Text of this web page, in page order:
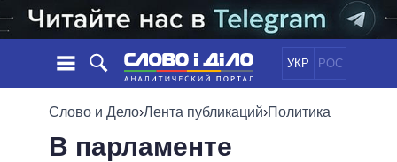
УКР РОС
НОВОСТИ
ЛЕНТА
ПОЛИТИКА
ОБЕЩАНИЯ
Слово и Дело›Лента публикаций›Политика
В парламенте